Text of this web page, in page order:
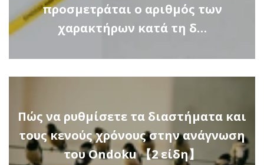
προσμετράται ο αριθμός των
χαρακτήρων κατά τη δ…
Πώς να ρυθμίσετε τα διαστήματα και
τους κενούς χρόνους στην ανάγνωση
του Ondoku 【2 είδη】